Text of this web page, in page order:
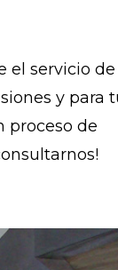
el servicio de
y para
proceso de